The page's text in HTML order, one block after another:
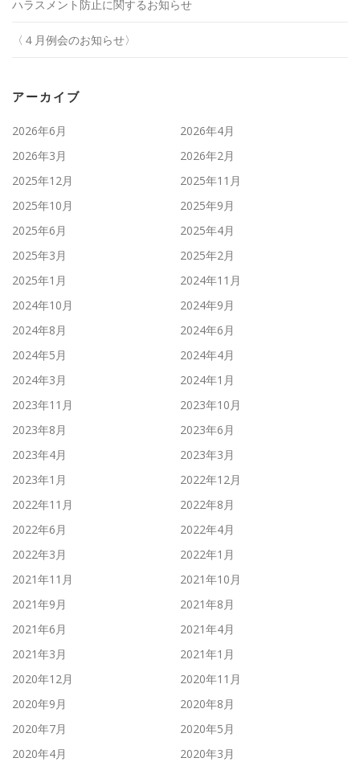
ハラスメント防止に関するお知らせ
〈４月例会のお知らせ〉
アーカイブ
2026年6月
2026年4月
2026年3月
2026年2月
2025年12月
2025年11月
2025年10月
2025年9月
2025年6月
2025年4月
2025年3月
2025年2月
2025年1月
2024年11月
2024年10月
2024年9月
2024年8月
2024年6月
2024年5月
2024年4月
2024年3月
2024年1月
2023年11月
2023年10月
2023年8月
2023年6月
2023年4月
2023年3月
2023年1月
2022年12月
2022年11月
2022年8月
2022年6月
2022年4月
2022年3月
2022年1月
2021年11月
2021年10月
2021年9月
2021年8月
2021年6月
2021年4月
2021年3月
2021年1月
2020年12月
2020年11月
2020年9月
2020年8月
2020年7月
2020年5月
2020年4月
2020年3月